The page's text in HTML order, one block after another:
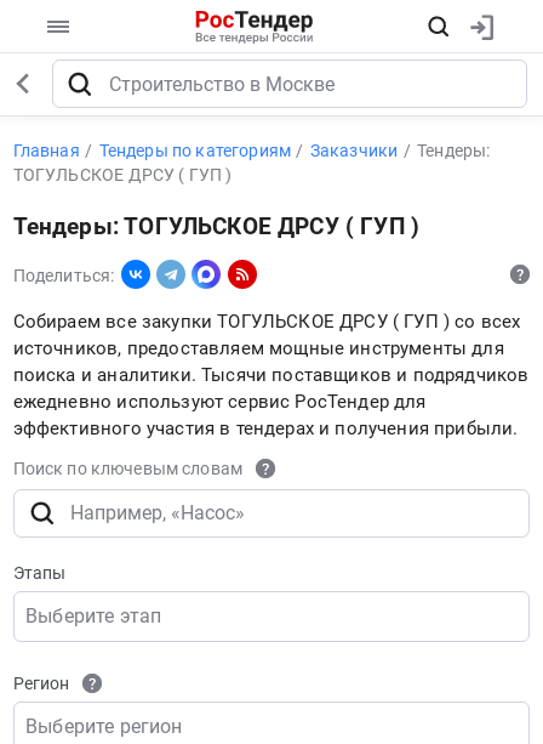
Главная Тендеры по категориям Заказчики
Тендеры:
ТОГУЛЬСКОЕ ДРСУ ( ГУП )
Тендеры: ТОГУЛЬСКОЕ ДРСУ ( ГУП )
Поделиться:
Собираем все закупки ТОГУЛЬСКОЕ ДРСУ ( ГУП ) со всех
источников, предоставляем мощные инструменты для
поиска и аналитики. Тысячи поставщиков и подрядчиков
ежедневно используют сервис РосТендер для
эффективного участия в тендерах и получения прибыли.
Поиск по ключевым словам
Этапы
Выберите этап
Регион
Выберите регион